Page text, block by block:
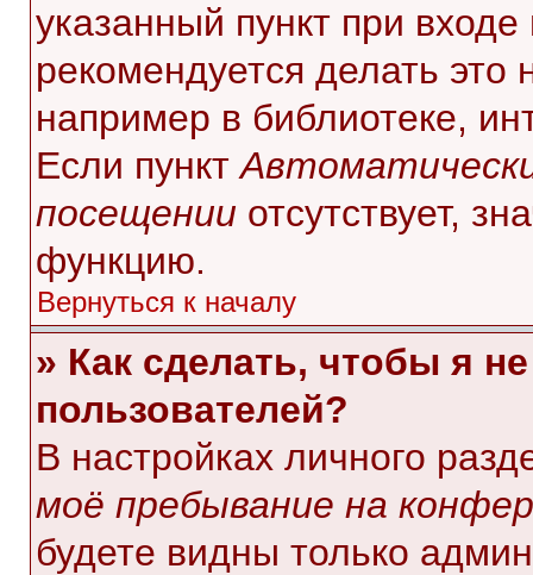
указанный пункт при
рекомендуется делать
например в библиотеке,
Если пункт
посещении отсутствует,
функцию.
Вернуться к началу
» Как сделать, чтобы я
пользователей?
В настройках личного
моё пребывание на
будете видны только